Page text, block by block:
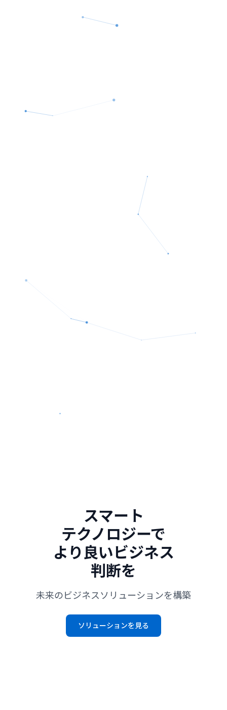
スマート
テクノロジーで
より良いビジネス
判断を
未来のビジネスソリューションを構築
ソリューションを見る